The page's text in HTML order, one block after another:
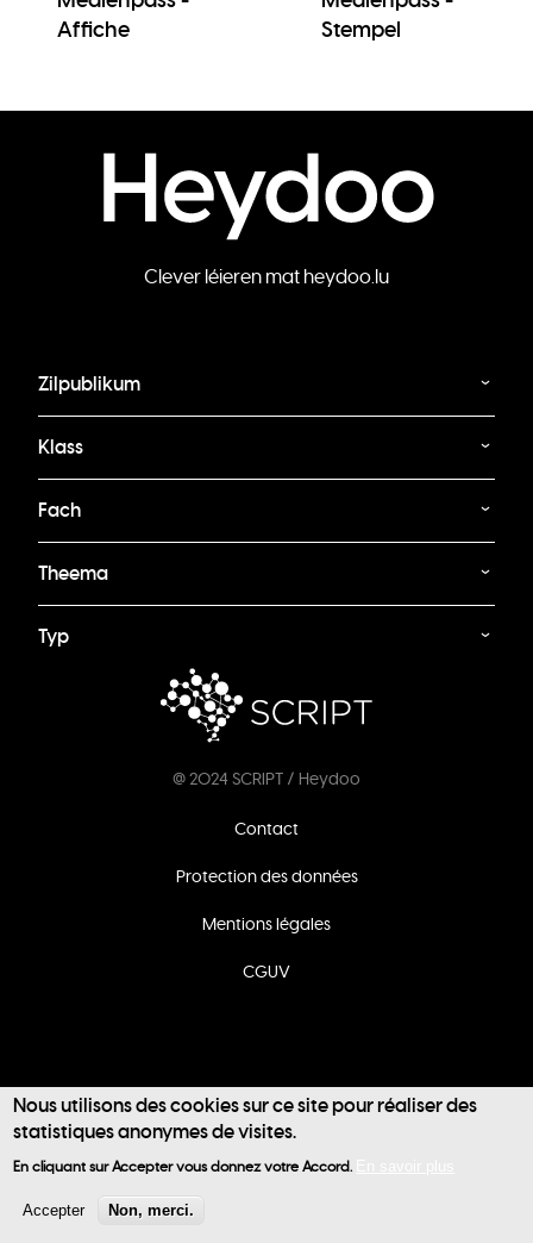
User
account
Affiche
Stempel
Clever léieren mat heydoo.lu
Zilpublikum
Klass
Fach
Theema
Typ
@ 2024 SCRIPT / Heydoo
Contact
Protection des données
Mentions légales
CGUV
Nous utilisons des cookies sur ce site pour réaliser des
statistiques anonymes de visites.
En cliquant sur Accepter vous donnez votre Accord.
Accepter Non, merci.